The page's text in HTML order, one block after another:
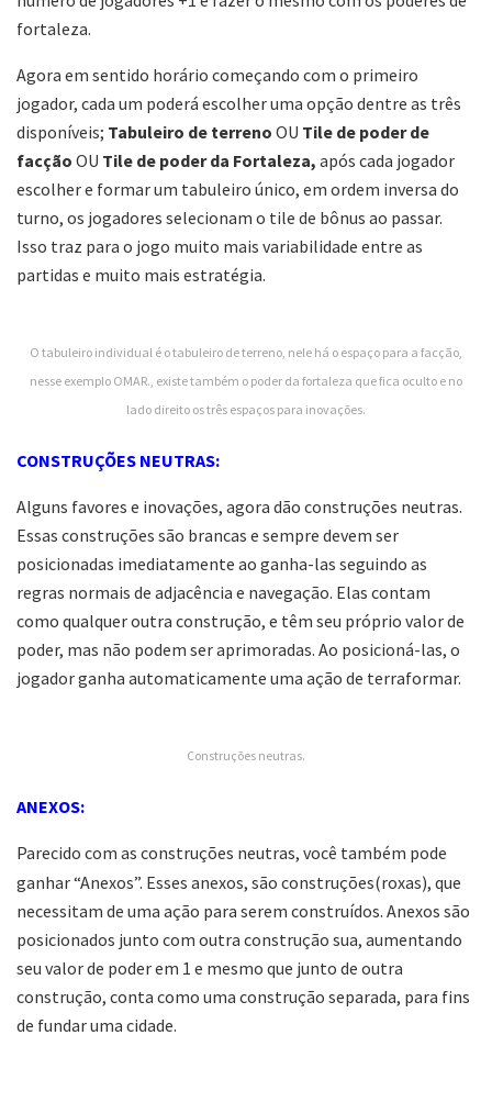
fortaleza.
Agora em sentido horário começando com o primeiro
jogador, cada um poderá escolher uma opção dentre as três
disponíveis; Tabuleiro de terreno OU Tile de poder de
facção OU Tile de poder da Fortaleza, após cada jogador
escolher e formar um tabuleiro único, em ordem inversa do
turno, os jogadores selecionam o tile de bônus ao passar.
Isso traz para o jogo muito mais variabilidade entre as
partidas e muito mais estratégia.
O tabuleiro individual é o tabuleiro de terreno, nele há o espaço para a facção,
nesse exemplo OMAR., existe também o poder da fortaleza que fica oculto e no
lado direito os três espaços para inovações.
CONSTRUÇÕES NEUTRAS:
Alguns favores e inovações, agora dão construções neutras.
Essas construções são brancas e sempre devem ser
posicionadas imediatamente ao ganha-las seguindo as
regras normais de adjacência e navegação. Elas contam
como qualquer outra construção, e têm seu próprio valor de
poder, mas não podem ser aprimoradas. Ao posicioná-las, o
jogador ganha automaticamente uma ação de terraformar.
Construções neutras.
ANEXOS:
Parecido com as construções neutras, você também pode
ganhar “Anexos”. Esses anexos, são construções(roxas), que
necessitam de uma ação para serem construídos. Anexos são
posicionados junto com outra construção sua, aumentando
seu valor de poder em 1 e mesmo que junto de outra
construção, conta como uma construção separada, para fins
de fundar uma cidade.